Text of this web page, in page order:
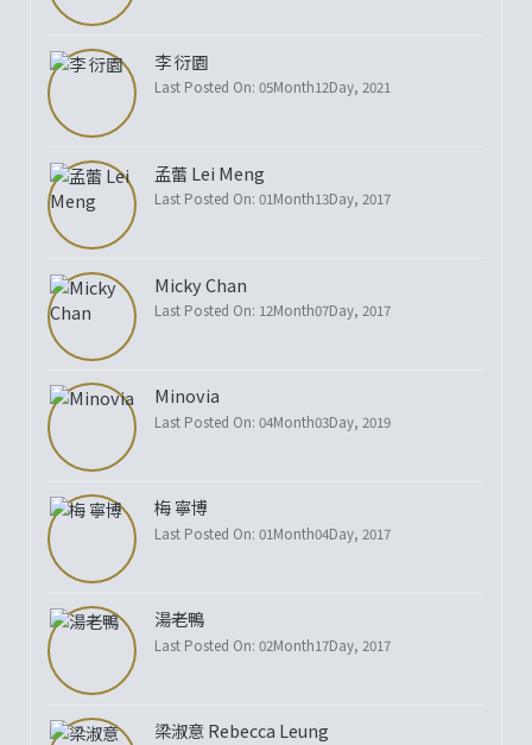
李 衍園
Last Posted On: 05Month12Day, 2021
孟蕾 Lei Meng
Last Posted On: 01Month13Day, 2017
Micky Chan
Last Posted On: 12Month07Day, 2017
Minovia
Last Posted On: 04Month03Day, 2019
梅 寧博
Last Posted On: 01Month04Day, 2017
湯老鴨
Last Posted On: 02Month17Day, 2017
梁淑意 Rebecca Leung